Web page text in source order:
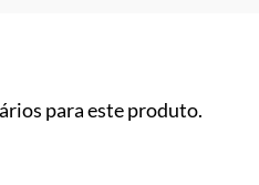
para este produto.